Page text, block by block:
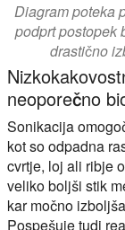
Diagram poteka
podprt postopek
drastično
neoporečno
Sonikacija
kot so odpadna
cvrtje, loj ali ribje
veliko boljši stik
kar močno
Pospešuje tudi